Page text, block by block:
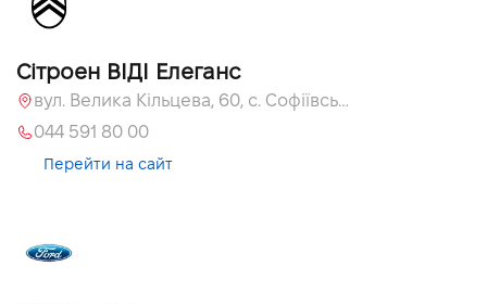
Сітроен ВІДІ Елеганс
вул. Велика Кільцева, 60, с. Софіївська Борщагівка, Київська обл., 08131
044 591 80 00
Перейти на сайт